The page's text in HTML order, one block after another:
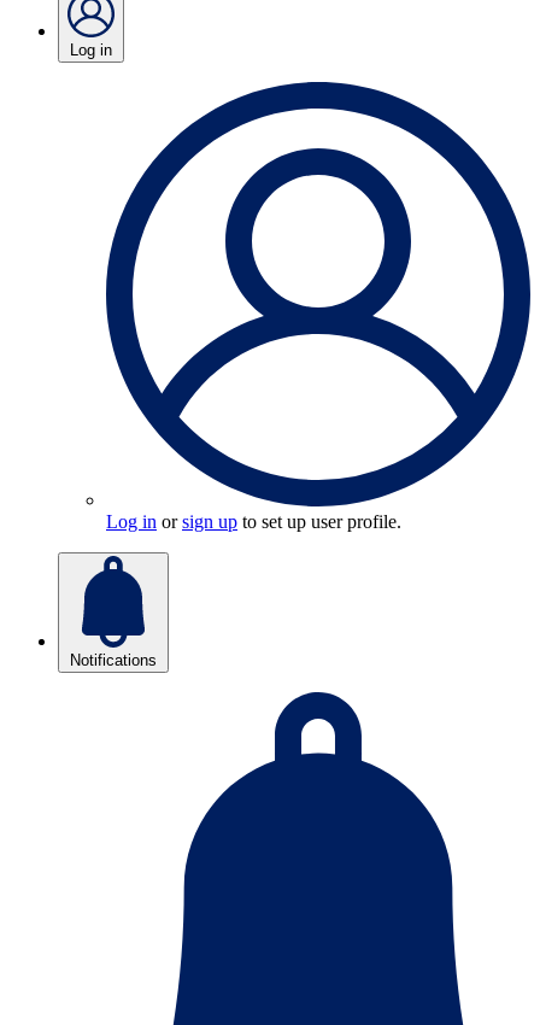
Log in
Log in orsign up to set up user profile.
Notifications